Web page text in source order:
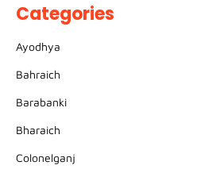
Categories
Ayodhya
Bahraich
Barabanki
Bharaich
Colonelganj